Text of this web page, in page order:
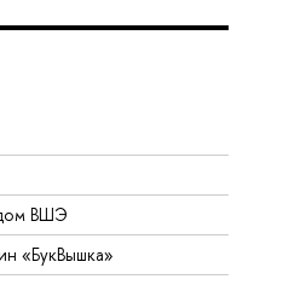
ВШЭ
«БукВышка»